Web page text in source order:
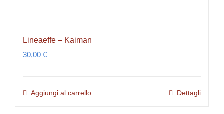
Lineaeffe – Kaiman
30,00 €
Aggiungi al carrello Dettagli